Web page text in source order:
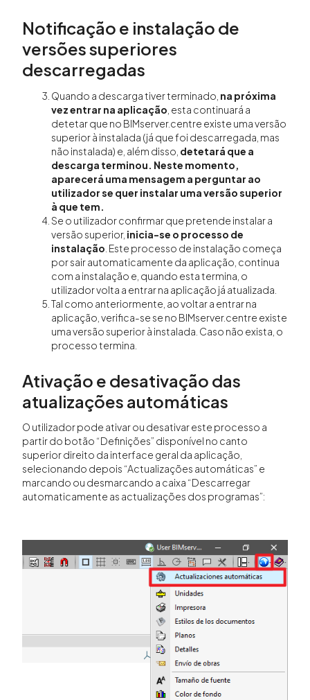
Notificação e instalação de
versões superiores
descarregadas
Quando a descarga tiver terminado, na próxima
vez entrar na aplicação , esta continuará a
detetar que no BIMserver.centre existe uma versão
superior à instalada (já que foi descarregada, mas
não instalada) e, além disso, detetará que a
descarga terminou. Neste momento,
aparecerá uma mensagem a perguntar ao
utilizador se quer instalar uma versão superior
à que tem.
Se o utilizador confirmar que pretende instalar a
versão superior, inicia-se o processo de
instalação . Este processo de instalação começa
por sair automaticamente da aplicação, continua
com a instalação e, quando esta termina, o
utilizador volta a entrar na aplicação já atualizada.
Tal como anteriormente, ao voltar a entrar na
aplicação, verifica-se se no BIMserver.centre existe
uma versão superior à instalada. Caso não exista, o
processo termina.
Ativação e desativação das
atualizações automáticas
O utilizador pode ativar ou desativar este processo a
partir do botão “Definições” disponível no canto
superior direito da interface geral da aplicação,
selecionando depois “Actualizações automáticas” e
marcando ou desmarcando a caixa “Descarregar
automaticamente as actualizações dos programas”: